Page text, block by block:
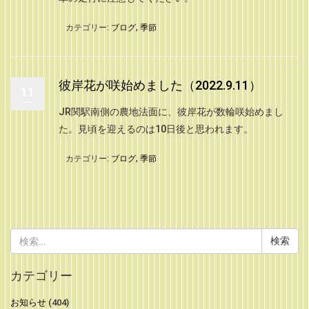
カテゴリー: ブログ, 季節
彼岸花が咲始めました（2022.9.11）
JR関駅南側の農地法面に、彼岸花が数輪咲始めまし
た。見頃を迎えるのは10日後と思われます。
カテゴリー: ブログ, 季節
索:
カテゴリー
お知らせ (404)